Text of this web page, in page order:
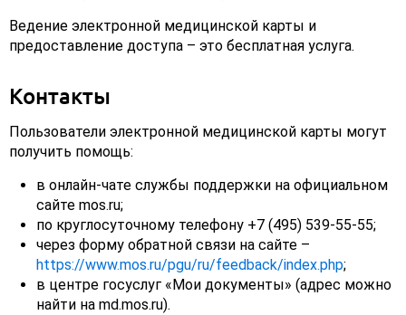
Ведение электронной медицинской карты и
предоставление доступа – это бесплатная услуга.
Контакты
Пользователи электронной медицинской карты могут
получить помощь:
в онлайн-чате службы поддержки на официальном
сайте mos.ru;
по круглосуточному телефону +7 (495) 539-55-55;
через форму обратной связи на сайте –
https://www.mos.ru/pgu/ru/feedback/index.php;
в центре госуслуг «Мои документы» (адрес можно
найти на md.mos.ru).